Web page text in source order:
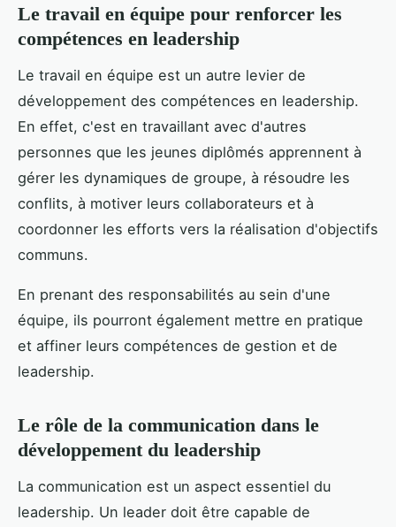
Le travail en équipe pour renforcer les
compétences en leadership
Le travail en équipe est un autre levier de
développement des compétences en leadership.
En effet, c'est en travaillant avec d'autres
personnes que les jeunes diplômés apprennent à
gérer les dynamiques de groupe, à résoudre les
conflits, à motiver leurs collaborateurs et à
coordonner les efforts vers la réalisation d'objectifs
communs.
En prenant des responsabilités au sein d'une
équipe, ils pourront également mettre en pratique
et affiner leurs compétences de gestion et de
leadership.
Le rôle de la communication dans le
développement du leadership
La communication est un aspect essentiel du
leadership. Un leader doit être capable de